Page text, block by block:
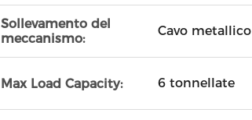
Sollevamento del
meccanismo:
Cavo metallico
Max Load Capacity: 6 tonnellate